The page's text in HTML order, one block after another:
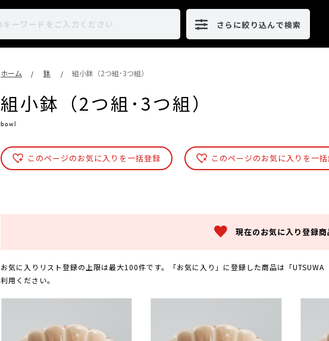
さらに絞り込んで検索
ホーム / 鉢 / 組小鉢（2つ組･3つ組）
組小鉢（2つ組･3つ組）
bowl
このページのお気に入りを一括登録 このページのお気に入りを一
現在のお気に入り登録
お気に入りリスト登録の上限は最大100件です。「お気に入り」に登録した商品は「
利用ください。